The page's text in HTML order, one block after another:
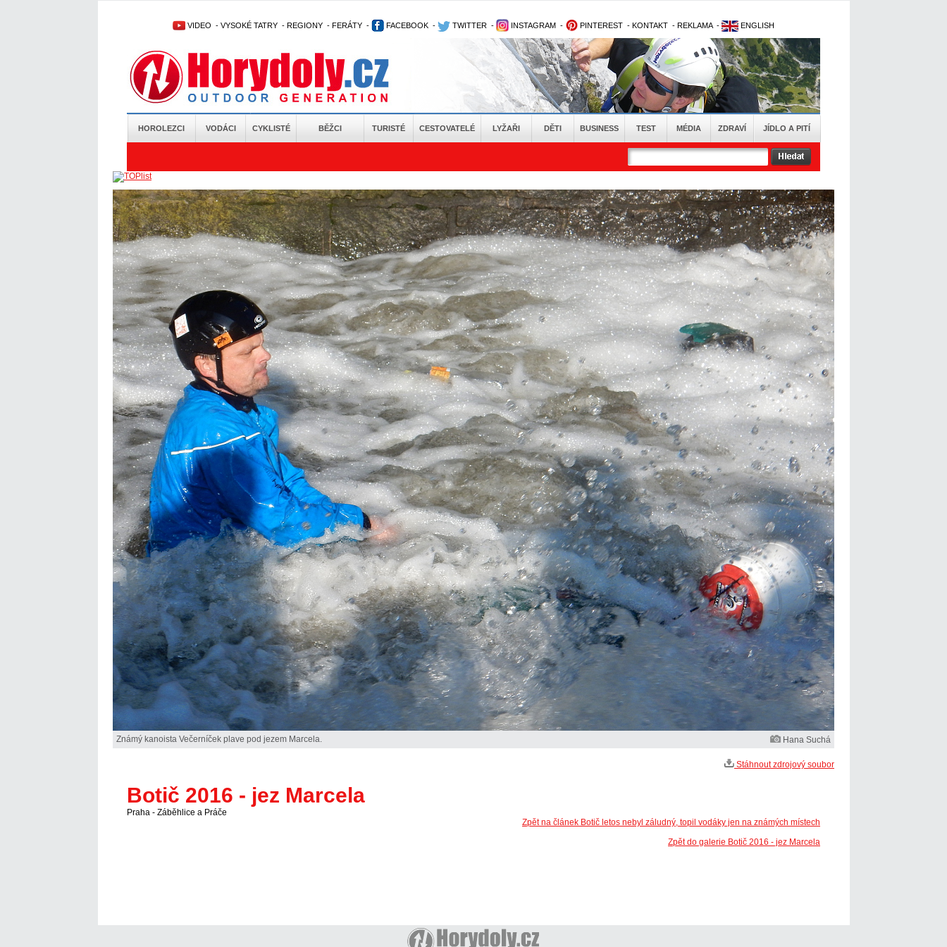
VIDEO - VYSOKÉ TATRY - REGIONY - FERÁTY - FACEBOOK - TWITTER - INSTAGRAM - PINTEREST - KONTAKT - REKLAMA - ENGLISH
HOROLEZCI VODÁCI CYKLISTÉ BĚŽCI TURISTÉ CESTOVATELÉ LYŽAŘI DĚTI BUSINESS TEST MÉDIA ZDRAVÍ JÍDLO A PITÍ
Známý kanoista Večerníček plave pod jezem Marcela. Hana Suchá
Stáhnout zdrojový soubor
Botič 2016 - jez Marcela
Praha - Záběhlice a Práče
Zpět na článek Botič letos nebyl záludný, topil vodáky jen na známých místech
Zpět do galerie Botič 2016 - jez Marcela